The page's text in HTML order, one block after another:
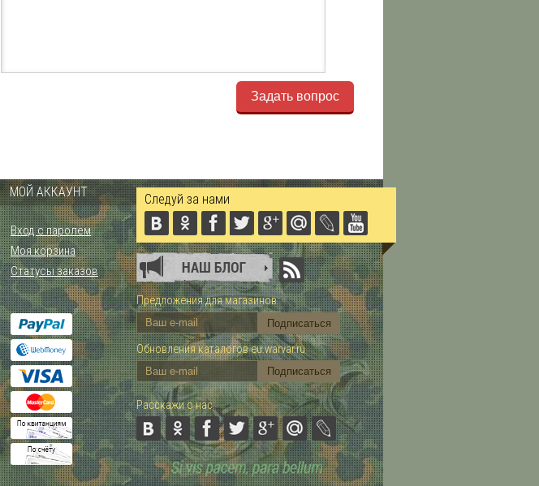
Задать вопрос
МОЙ АККАУНТ
Вход с паролем
Моя корзина
Статусы заказов
Следуй за нами
Предложения для магазинов:
Обновления каталогов eu.warvar.ru
Расскажи о нас: